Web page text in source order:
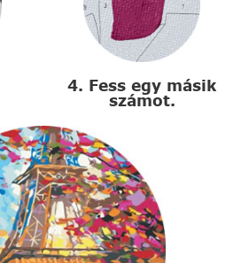
4. Fess egy másik
számot.